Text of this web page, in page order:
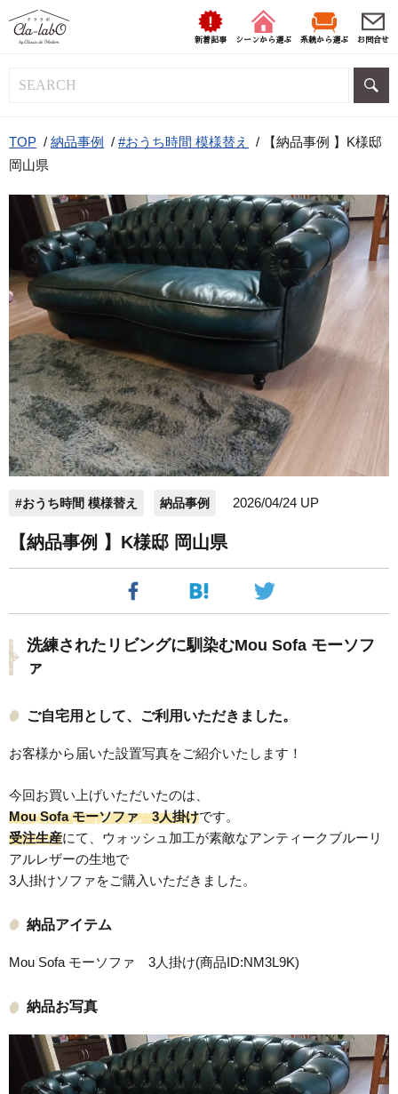
新着記事 シーンから選ぶ 系統から選ぶ お問合せ
TOP / 納品事例 / #おうち時間 模様替え /
【納品事例 】K様邸
岡山県
#おうち時間 模様替え 納品事例 2026/04/24 UP
【納品事例 】K様邸 岡山県
洗練されたリビングに馴染むMou Sofa モーソフ
ァ
ご自宅用として、ご利用いただきました。
お客様から届いた設置写真をご紹介いたします！
今回お買い上げいただいたのは、
Mou Sofa モーソファ 3人掛けです。
受注生産にて、ウォッシュ加工が素敵なアンティークブルーリ
アルレザーの生地で
3人掛けソファをご購入いただきました。
納品アイテム
Mou Sofa モーソファ 3人掛け(商品ID:NM3L9K)
納品お写真